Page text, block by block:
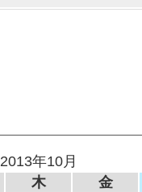
2013年10月
木
金